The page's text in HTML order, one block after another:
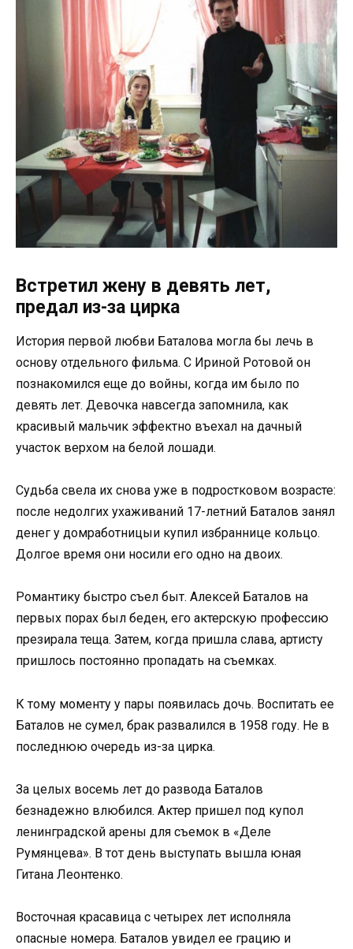
Встретил жену в девять лет,
предал из-за цирка
История первой любви Баталова могла бы лечь в
основу отдельного фильма. С Ириной Ротовой он
познакомился еще до войны, когда им было по
девять лет. Девочка навсегда запомнила, как
красивый мальчик эффектно въехал на дачный
участок верхом на белой лошади.
Судьба свела их снова уже в подростковом возрасте:
после недолгих ухаживаний 17-летний Баталов занял
денег у домработницыи купил избраннице кольцо.
Долгое время они носили его одно на двоих.
Романтику быстро съел быт. Алексей Баталов на
первых порах был беден, его актерскую профессию
презирала теща. Затем, когда пришла слава, артисту
пришлось постоянно пропадать на съемках.
К тому моменту у пары появилась дочь. Воспитать ее
Баталов не сумел, брак развалился в 1958 году. Не в
последнюю очередь из-за цирка.
За целых восемь лет до развода Баталов
безнадежно влюбился. Актер пришел под купол
ленинградской арены для съемок в «Деле
Румянцева». В тот день выступать вышла юная
Гитана Леонтенко.
Восточная красавица с четырех лет исполняла
опасные номера. Баталов увидел ее грацию и